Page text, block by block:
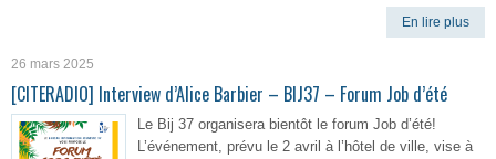
En lire plus
26 mars 2025
[CITERADIO] Interview d’Alice Barbier – BIJ37 – Forum Job d’été
Le Bij 37 organisera bientôt le forum Job d’été!
L’événement, prévu le 2 avril à l’hôtel de ville, vise à